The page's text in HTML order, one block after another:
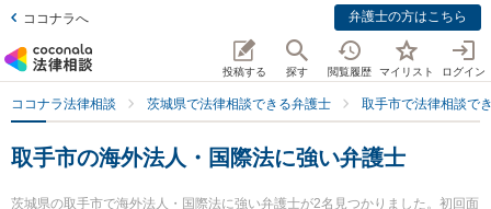
ココナラへ 弁護士の方はこちら
投稿する 探す 閲覧履歴 マイリスト ログイン
ココナラ法律相談 茨城県で法律相談できる弁護士 取手市で法律相談で
取手市の海外法人・国際法に強い弁護士
茨城県の取手市で海外法人・国際法に強い弁護士が2名見つかりました。初回面